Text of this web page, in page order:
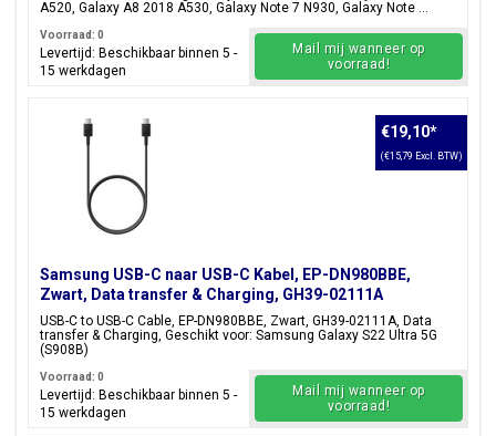
A520, Galaxy A8 2018 A530, Galaxy Note 7 N930, Galaxy Note ...
Voorraad: 0
Levertijd: Beschikbaar binnen 5 -
15 werkdagen
Mail mij wanneer op
voorraad!
Samsung USB-C naar USB-C Kabel, EP-DN980BBE,
Zwart, Data transfer & Charging, GH39-02111A
USB-C to USB-C Cable, EP-DN980BBE, Zwart, GH39-02111A, Data
transfer & Charging, Geschikt voor: Samsung Galaxy S22 Ultra 5G
(S908B)
€19,10*
(€15,79 Excl. BTW)
Voorraad: 0
Levertijd: Beschikbaar binnen 5 -
15 werkdagen
Mail mij wanneer op
voorraad!